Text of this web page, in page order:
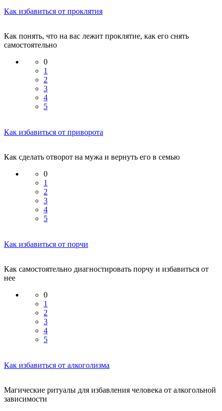
Как избавиться от проклятия
Как понять, что на вас лежит проклятие, как его снять
самостоятельно
0
1
2
3
4
5
Как избавиться от приворота
Как сделать отворот на мужа и вернуть его в семью
0
1
2
3
4
5
Как избавиться от порчи
Как самостоятельно диагностировать порчу и избавиться от
нее
0
1
2
3
4
5
Как избавиться от алкоголизма
Магические ритуалы для избавления человека от алкогольной
зависимости